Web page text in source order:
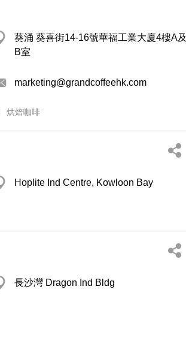
葵涌 葵喜街14-16號華福工業大廈4樓A及
B室
marketing@grandcoffeehk.com
烘焙咖啡
Hoplite Ind Centre, Kowloon Bay
長沙灣 Dragon Ind Bldg